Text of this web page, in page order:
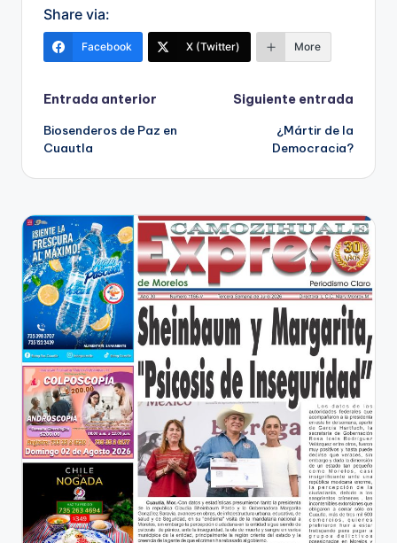
Share via:
Facebook X (Twitter) More
Navegación
de
entradas
Entrada anterior
Biosenderos de Paz en
Cuautla
Siguiente entrada
¿Mártir de la
Democracia?